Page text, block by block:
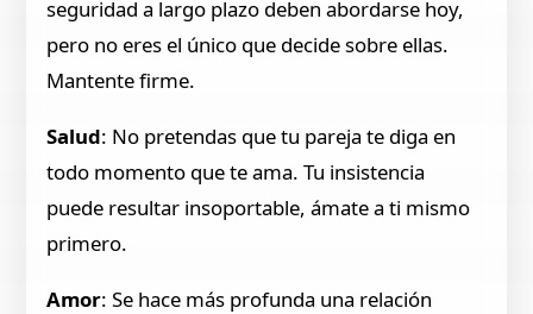
seguridad a largo plazo deben abordarse hoy,
pero no eres el único que decide sobre ellas.
Mantente firme.
Salud: No pretendas que tu pareja te diga en
todo momento que te ama. Tu insistencia
puede resultar insoportable, ámate a ti mismo
primero.
Amor: Se hace más profunda una relación